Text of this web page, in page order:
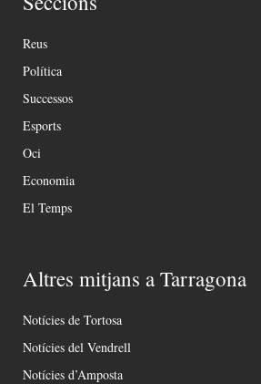
Reus
Política
Successos
Esports
Oci
Economia
El Temps
Altres mitjans a Tarragona
Notícies de Tortosa
Notícies del Vendrell
Notícies d’Amposta